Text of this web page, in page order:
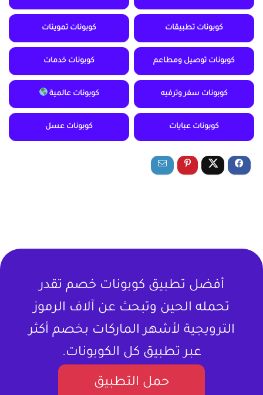
كوبونات تطبيقات كوبونات تموينات
كوبونات توصيل ومطاعم كوبونات خدمات
كوبونات سفر وترفيه كوبونات عالمية
كوبونات عبايات كوبونات عسل
أفضل تطبيق كوبونات خصم تقدر
تحمله الحين وتبحث عن آلاف الرموز
الترويجية لأشهر الماركات بخصم أكثر
عبر تطبيق كل الكوبونات.
حمل التطبيق